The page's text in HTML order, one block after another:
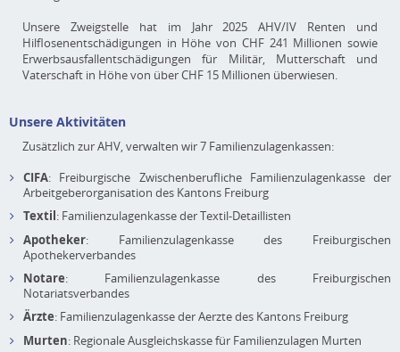
Unsere Zweigstelle hat im Jahr 2025 AHV/IV Renten und
Hilflosenentschädigungen in Höhe von CHF 241 Millionen sowie
Erwerbsausfallentschädigungen für Militär, Mutterschaft und
Vaterschaft in Höhe von über CHF 15 Millionen überwiesen.
Unsere Aktivitäten
Zusätzlich zur AHV, verwalten wir 7 Familienzulagenkassen:
CIFA: Freiburgische Zwischenberufliche Familienzulagenkasse der
Arbeitgeberorganisation des Kantons Freiburg
Textil: Familienzulagenkasse der Textil-Detaillisten
Apotheker: Familienzulagenkasse des Freiburgischen
Apothekerverbandes
Notare: Familienzulagenkasse des Freiburgischen
Notariatsverbandes
Ärzte: Familienzulagenkasse der Aerzte des Kantons Freiburg
Murten: Regionale Ausgleichskasse für Familienzulagen Murten